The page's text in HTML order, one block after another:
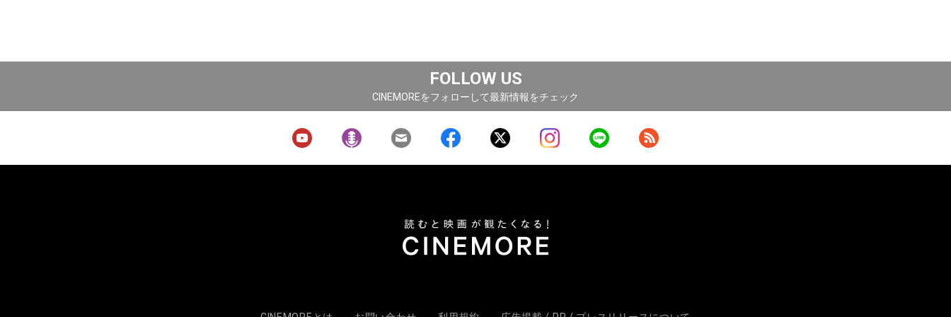
FOLLOW US
CINEMOREをフォローして最新情報をチェック